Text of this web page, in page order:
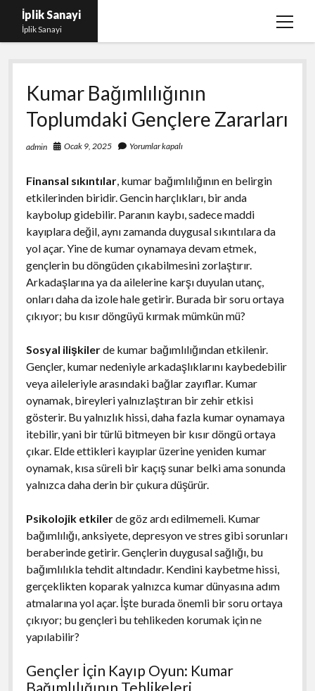
İplik Sanayi
İplik Sanayi
menüyü
Facebook Beğeni Arttırma Bedava
Igtv Yorum Çoğaltma Şifresiz
Instagram Beğeni Satın Al Türk
Linkedin Beğeni Atma Parasız
Sayfa Listesi
Kumar Bağımlılığının
Toplumdaki Gençlere Zararları
admin Ocak 9, 2025 Yorumlar kapalı
Finansal sıkıntılar, kumar bağımlılığının en belirgin
etkilerinden biridir. Gencin harçlıkları, bir anda
kaybolup gidebilir. Paranın kaybı, sadece maddi
kayıplara değil, aynı zamanda duygusal sıkıntılara da
yol açar. Yine de kumar oynamaya devam etmek,
gençlerin bu döngüden çıkabilmesini zorlaştırır.
Arkadaşlarına ya da ailelerine karşı duyulan utanç,
onları daha da izole hale getirir. Burada bir soru ortaya
çıkıyor; bu kısır döngüyü kırmak mümkün mü?
Sosyal ilişkilerde kumar bağımlılığından etkilenir.
Gençler, kumar nedeniyle arkadaşlıklarını kaybedebilir
veya aileleriyle arasındaki bağlar zayıflar. Kumar
oynamak, bireyleri yalnızlaştıran bir zehir etkisi
gösterir. Bu yalnızlık hissi, daha fazla kumar oynamaya
itebilir, yani bir türlü bitmeyen bir kısır döngü ortaya
çıkar. Elde ettikleri kayıplar üzerine yeniden kumar
oynamak, kısa süreli bir kaçış sunar belki ama sonunda
yalnızca daha derin bir çukura düşürür.
Psikolojik etkilerde göz ardı edilmemeli. Kumar
bağımlılığı, anksiyete, depresyon ve stres gibi sorunları
beraberinde getirir. Gençlerin duygusal sağlığı, bu
bağımlılıkla tehdit altındadır. Kendini kaybetme hissi,
gerçeklikten koparak yalnızca kumar dünyasına adım
atmalarına yol açar. İşte burada önemli bir soru ortaya
çıkıyor; bu gençleri bu tehlikeden korumak için ne
yapılabilir?
Gençler İçin Kayıp Oyun: Kumar
Bağımlılığının Tehlikeleri